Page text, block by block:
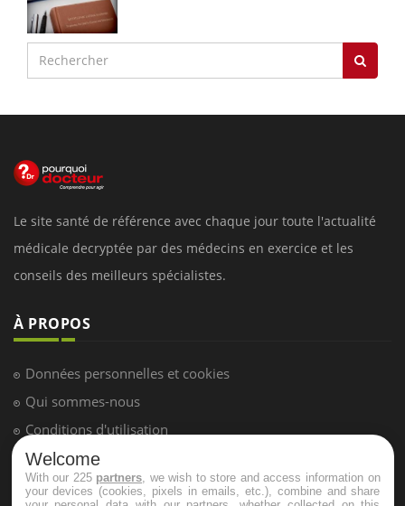
Le site santé de référence avec chaque jour toute l'actualité
médicale decryptée par des médecins en exercice et les
conseils des meilleurs spécialistes.
À PROPOS
Données personnelles et cookies
Qui sommes-nous
Conditions d'utilisation
Plan du site
Mentions Légales
Welcome
With our 225 partners , we wish to store and access information on
your devices (cookies, pixels in emails, etc.), combine and share